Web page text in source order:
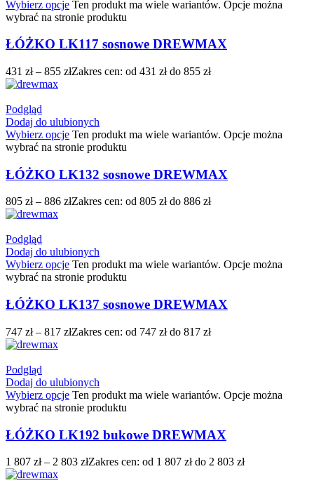
Wybierz opcje Ten produkt ma wiele wariantów. Opcje można
wybrać na stronie produktu
ŁÓŻKO LK117 sosnowe DREWMAX
431 zł – 855 złZakres cen: od 431 zł do 855 zł
Podgląd
Dodaj do ulubionych
Wybierz opcje Ten produkt ma wiele wariantów. Opcje można
wybrać na stronie produktu
ŁÓŻKO LK132 sosnowe DREWMAX
805 zł – 886 złZakres cen: od 805 zł do 886 zł
Podgląd
Dodaj do ulubionych
Wybierz opcje Ten produkt ma wiele wariantów. Opcje można
wybrać na stronie produktu
ŁÓŻKO LK137 sosnowe DREWMAX
747 zł – 817 złZakres cen: od 747 zł do 817 zł
Podgląd
Dodaj do ulubionych
Wybierz opcje Ten produkt ma wiele wariantów. Opcje można
wybrać na stronie produktu
ŁÓŻKO LK192 bukowe DREWMAX
1 807 zł – 2 803 złZakres cen: od 1 807 zł do 2 803 zł